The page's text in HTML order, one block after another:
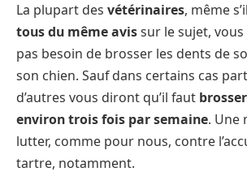
La plupart des vétérinaires, même
tous du même avissur le sujet, vous
pas besoin de brosser les dents de
son chien. Sauf dans certains cas
d’autres vous diront qu’il faut
environ trois fois par semaine. Une
lutter, comme pour nous, contre
tartre, notamment.